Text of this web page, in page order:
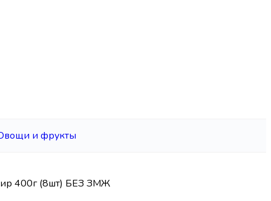
и фрукты
400г (8шт) БЕЗ ЗМЖ